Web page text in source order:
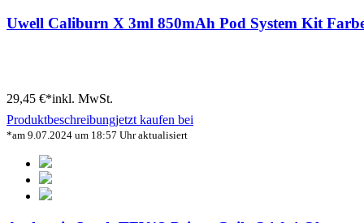
Uwell Caliburn X 3ml 850mAh Pod System Kit
29,45 €*inkl. MwSt.
Produktbeschreibungjetzt kaufen bei
*am 9.07.2024 um 18:57 Uhr aktualisiert